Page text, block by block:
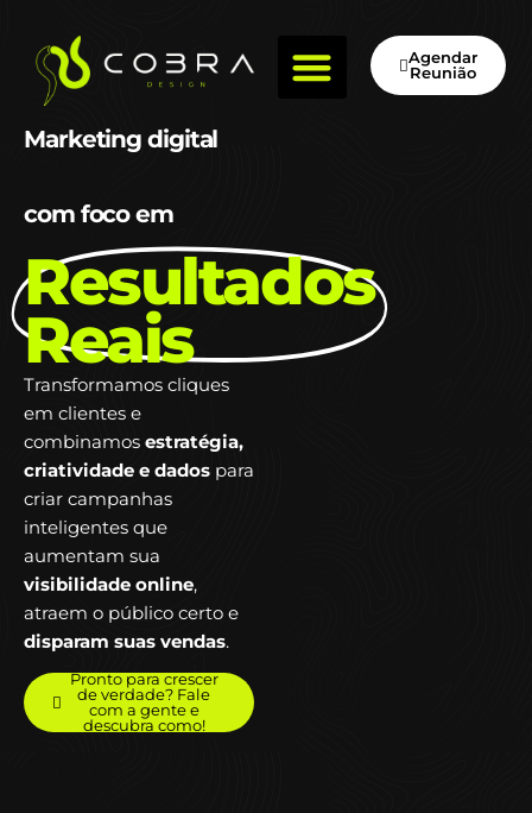
Agendar
Reunião
Marketing digital
com foco em
Resultados
Reais
Transformamos cliques
em clientes e
combinamos estratégia,
criatividade e dados para
criar campanhas
inteligentes que
aumentam sua
visibilidade online,
atraem o público certo e
disparam suas vendas.
Pronto para crescer
de verdade? Fale
com a gente e
descubra como!